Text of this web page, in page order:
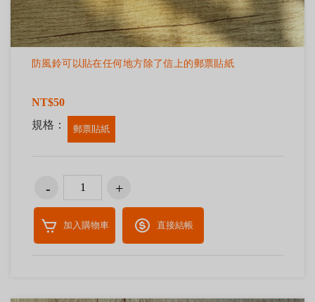
防風鈴可以貼在任何地方除了信上的郵票貼紙
NT$50
規格：
郵票貼紙
加入購物車 直接結帳